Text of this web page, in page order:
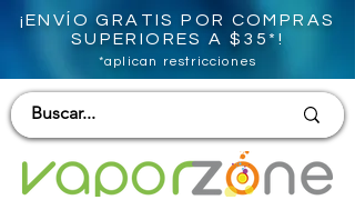
¡ENVÍO GRATIS POR COMPRAS
SUPERIORES A $35*!
*aplican restricciones